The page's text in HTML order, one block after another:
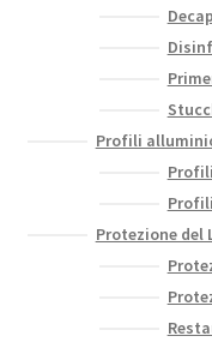
Profili
Protezione del